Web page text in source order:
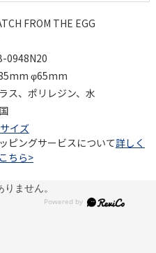
FROM THE EGG
0948N20
φ65mm
ス、ポリレジン、水
イズ
ピングサービスについて詳しく
ちら>
ません。